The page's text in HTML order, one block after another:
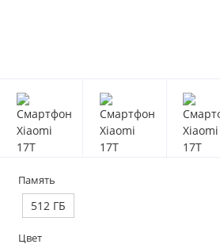
Память
512 ГБ
Цвет